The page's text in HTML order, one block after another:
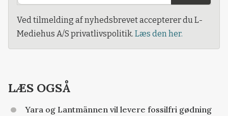
Ved tilmelding af nyhedsbrevet accepterer du L-
Mediehus A/S privatlivspolitik. Læs den her.
LÆS OGSÅ
Yara og Lantmännen vil levere fossilfri gødning